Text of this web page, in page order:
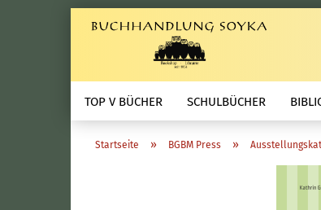
TOP V BÜCHER SCHULBÜCHER
Startseite » BGBM Press »